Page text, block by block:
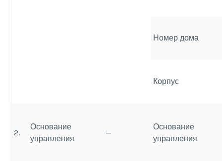
Номер дома
Корпус
2.
Основание
управления
—
Основание
управления